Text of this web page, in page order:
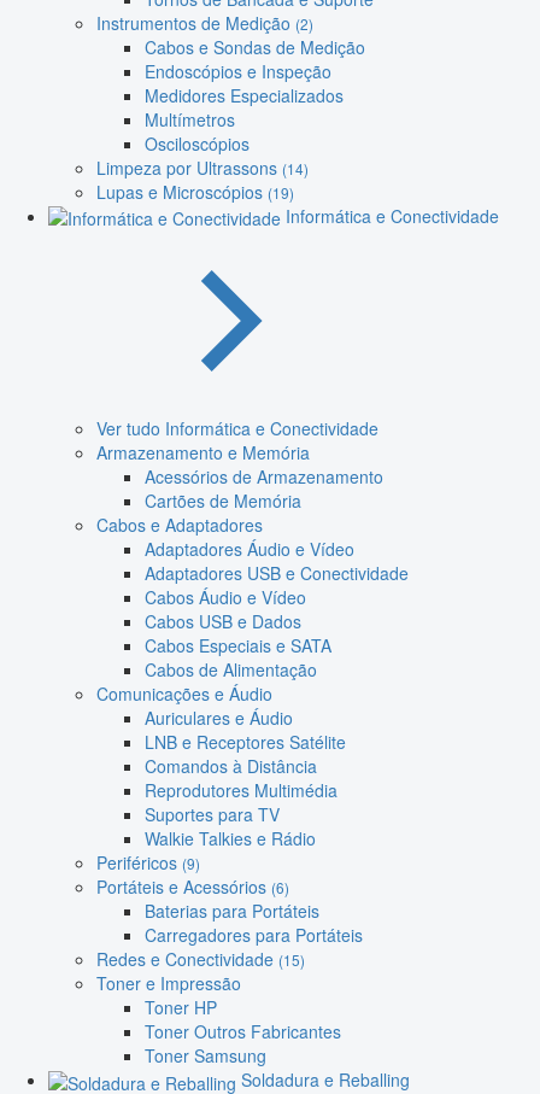
Instrumentos de Medição (2)
Cabos e Sondas de Medição
Endoscópios e Inspeção
Medidores Especializados
Multímetros
Osciloscópios
Limpeza por Ultrassons (14)
Lupas e Microscópios (19)
Informática e Conectividade
Ver tudo Informática e Conectividade
Armazenamento e Memória
Acessórios de Armazenamento
Cartões de Memória
Cabos e Adaptadores
Adaptadores Áudio e Vídeo
Adaptadores USB e Conectividade
Cabos Áudio e Vídeo
Cabos USB e Dados
Cabos Especiais e SATA
Cabos de Alimentação
Comunicações e Áudio
Auriculares e Áudio
LNB e Receptores Satélite
Comandos à Distância
Reprodutores Multimédia
Suportes para TV
Walkie Talkies e Rádio
Periféricos (9)
Portáteis e Acessórios (6)
Baterias para Portáteis
Carregadores para Portáteis
Redes e Conectividade (15)
Toner e Impressão
Toner HP
Toner Outros Fabricantes
Toner Samsung
Soldadura e Reballing